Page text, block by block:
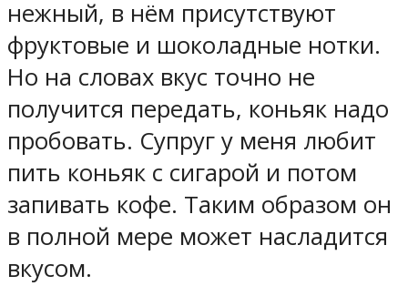
нежный, в нём присутствуют
фруктовые и шоколадные нотки.
Но на словах вкус точно не
получится передать, коньяк надо
пробовать. Супруг у меня любит
пить коньяк с сигарой и потом
запивать кофе. Таким образом он
в полной мере может насладится
вкусом.